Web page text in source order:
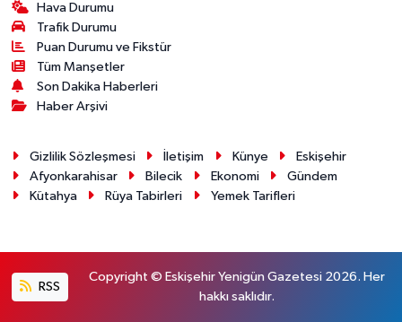
Hava Durumu
Trafik Durumu
Puan Durumu ve Fikstür
Tüm Manşetler
Son Dakika Haberleri
Haber Arşivi
Gizlilik Sözleşmesi İletişim Künye
Eskişehir
Afyonkarahisar
Bilecik Ekonomi
Gündem
Kütahya
Rüya Tabirleri Yemek Tarifleri
RSS
Copyright © Eskişehir Yenigün Gazetesi 2026. Her
hakkı saklıdır.